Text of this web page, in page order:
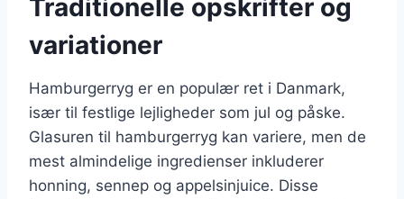
Traditionelle opskrifter og
variationer
Hamburgerryg er en populær ret i Danmark,
især til festlige lejligheder som jul og påske.
Glasuren til hamburgerryg kan variere, men de
mest almindelige ingredienser inkluderer
honning, sennep og appelsinjuice. Disse